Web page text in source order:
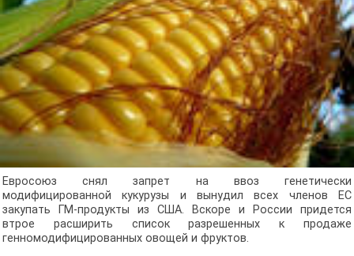
Евросоюз снял запрет на ввоз генетически
модифицированной кукурузы и вынудил всех членов ЕС
закупать ГМ-продукты из США. Вскоре и России придется
втрое расширить список разрешенных к продаже
генномодифицированных овощей и фруктов.